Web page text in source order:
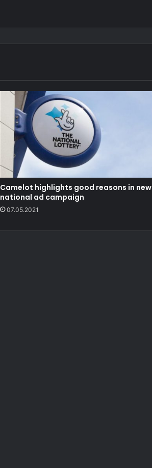
Camelot highlights good reasons in new
national ad campaign
07.05.2021